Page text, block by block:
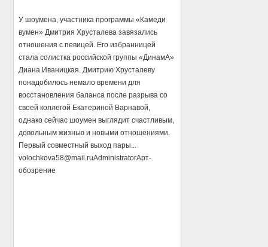
У шоумена, участника программы «Камеди
вумен» Дмитрия Хрусталева завязались
отношения с певицей. Его избранницей
стала солистка российской группы «ДинамА»
Диана Иваницкая. Дмитрию Хрусталеву
понадобилось немало времени для
восстановления баланса после разрыва со
своей коллегой Екатериной Варнавой,
однако сейчас шоумен выглядит счастливым,
довольным жизнью и новыми отношениями.
Первый совместный выход пары...
volochkova58@mail.ruAdministratorАрт-
обозрение